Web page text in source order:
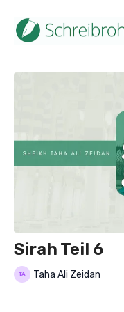
Sirah Teil 6
Taha Ali Zeidan